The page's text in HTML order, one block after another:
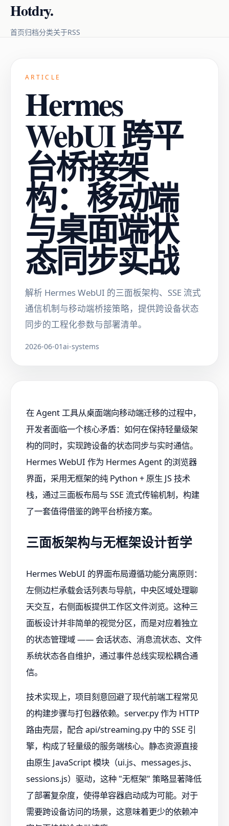
Hotdry.
首页归档分类关于RSS
ARTICLE
Hermes
WebUI 跨平
台桥接架
构：移动端
与桌面端状
态同步实战
解析 Hermes WebUI 的三面板架构、SSE 流式
通信机制与移动端桥接策略，提供跨设备状态
同步的工程化参数与部署清单。
2026-06-01ai-systems
在 Agent 工具从桌面端向移动端迁移的过程中，
开发者面临一个核心矛盾：如何在保持轻量级架
构的同时，实现跨设备的状态同步与实时通信。
Hermes WebUI 作为 Hermes Agent 的浏览器
界面，采用无框架的纯 Python + 原生 JS 技术
栈，通过三面板布局与 SSE 流式传输机制，构建
了一套值得借鉴的跨平台桥接方案。
三面板架构与无框架设计哲学
Hermes WebUI 的界面布局遵循功能分离原则：
左侧边栏承载会话列表与导航，中央区域处理聊
天交互，右侧面板提供工作区文件浏览。这种三
面板设计并非简单的视觉分区，而是对应着独立
的状态管理域 —— 会话状态、消息流状态、文件
系统状态各自维护，通过事件总线实现松耦合通
信。
技术实现上，项目刻意回避了现代前端工程常见
的构建步骤与打包器依赖。server.py 作为 HTTP
路由壳层，配合 api/streaming.py 中的 SSE 引
擎，构成了轻量级的服务端核心。静态资源直接
由原生 JavaScript 模块（ui.js、messages.js、
sessions.js）驱动，这种 "无框架" 策略显著降低
了部署复杂度，使得单容器启动成为可能。对于
需要跨设备访问的场景，这意味着更少的依赖冲